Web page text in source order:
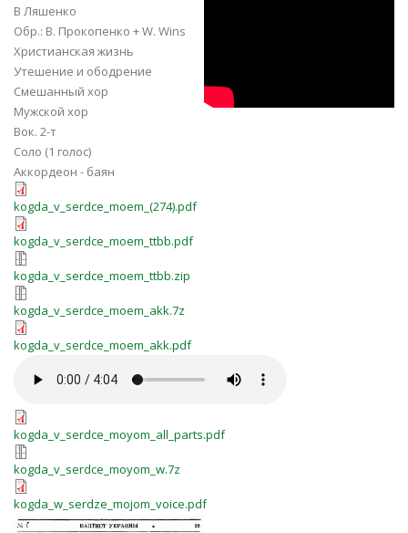
В Ляшенко
Обр.: В. Прокопенко + W. Wins
Христианская жизнь
Утешение и ободрение
Смешанный хор
Мужской хор
Вок. 2-т
Соло (1 голос)
Аккордеон - баян
kogda_v_serdce_moem_(274).pdf
kogda_v_serdce_moem_(274).pdf
kogda_v_serdce_moem_ttbb.pdf
kogda_v_serdce_moem_ttbb.pdf
kogda_v_serdce_moem_ttbb.zip
kogda_v_serdce_moem_ttbb.zip
kogda_v_serdce_moem_akk.7z
kogda_v_serdce_moem_akk.7z
kogda_v_serdce_moem_akk.pdf
kogda_v_serdce_moem_akk.pdf
kogda_v_serdce_moyom.mp3
kogda_v_serdce_moyom_all_parts.pdf
kogda_v_serdce_moyom_w.7z
kogda_v_serdce_moyom_w.7z
kogda_w_serdze_mojom_voice.pdf
kogda_w_serdze_mojom_voice.pdf